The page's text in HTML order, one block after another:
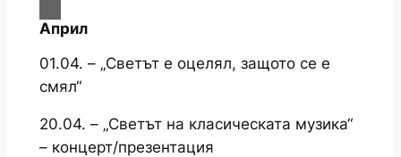
Април
01.04. – „Светът е оцелял, защото се е
смял“
20.04. – „Светът на класическата музика“
– концерт/презентация